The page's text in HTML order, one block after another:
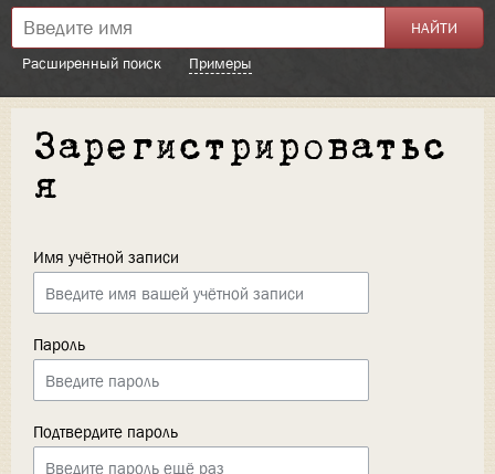
Расширенный поиск Примеры
Зарегистрироватьс
я
Имя учётной записи
Пароль
Подтвердите пароль